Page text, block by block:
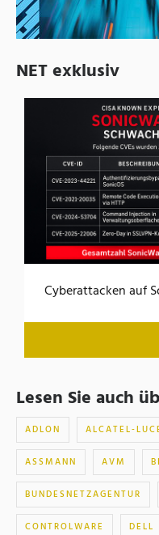
NET exklusiv
Cyberattacken auf
Lesen Sie auch
ADLON ALCATEL-
ASSMANN AVM
BUNDESNETZAGENTUR
CONTROLWARE DELL